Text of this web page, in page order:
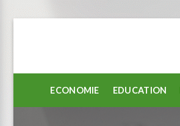
ECONOMIE EDUCATION